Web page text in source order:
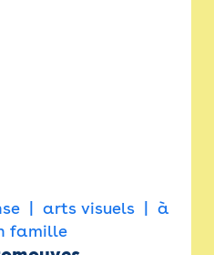
arts visuels
à
famille